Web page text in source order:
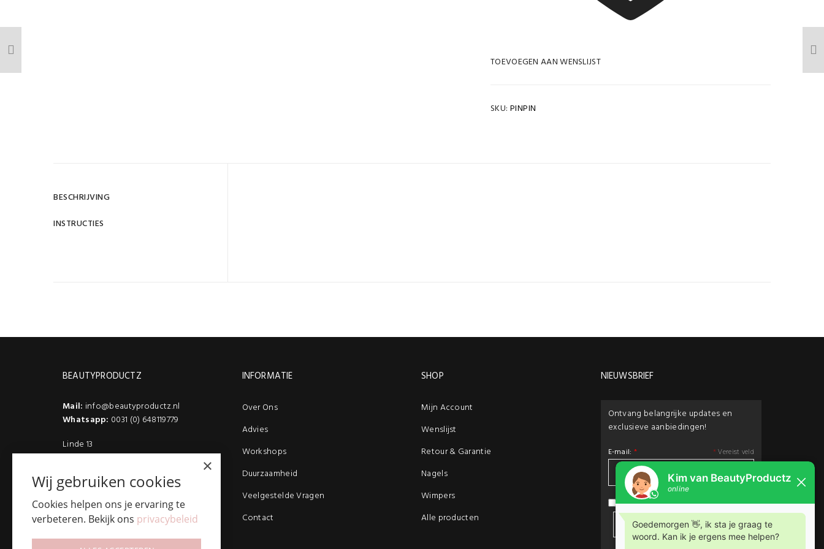
TOEVOEGEN AAN WENSLIJST
SKU: PINPIN
BESCHRIJVING
INSTRUCTIES
BEAUTYPRODUCTZ
Mail: info@beautyproductz.nl
Whatsapp: 0031 (0) 648119779
Linde 13
5509 NH Veldhoven
INFORMATIE
Over Ons
Advies
Workshops
Duurzaamheid
Veelgestelde Vragen
Contact
SHOP
Mijn Account
Wenslijst
Retour & Garantie
Nagels
Wimpers
Alle producten
NIEUWSBRIEF
Ontvang belangrijke updates en
exclusieve aanbiedingen!
* Vereist veld
E-mail: *
Ik ga akkoord met hetprivacybeleid
×
Wij gebruiken cookies
Cookies helpen ons je ervaring te
verbeteren. Bekijk ons privacybeleid